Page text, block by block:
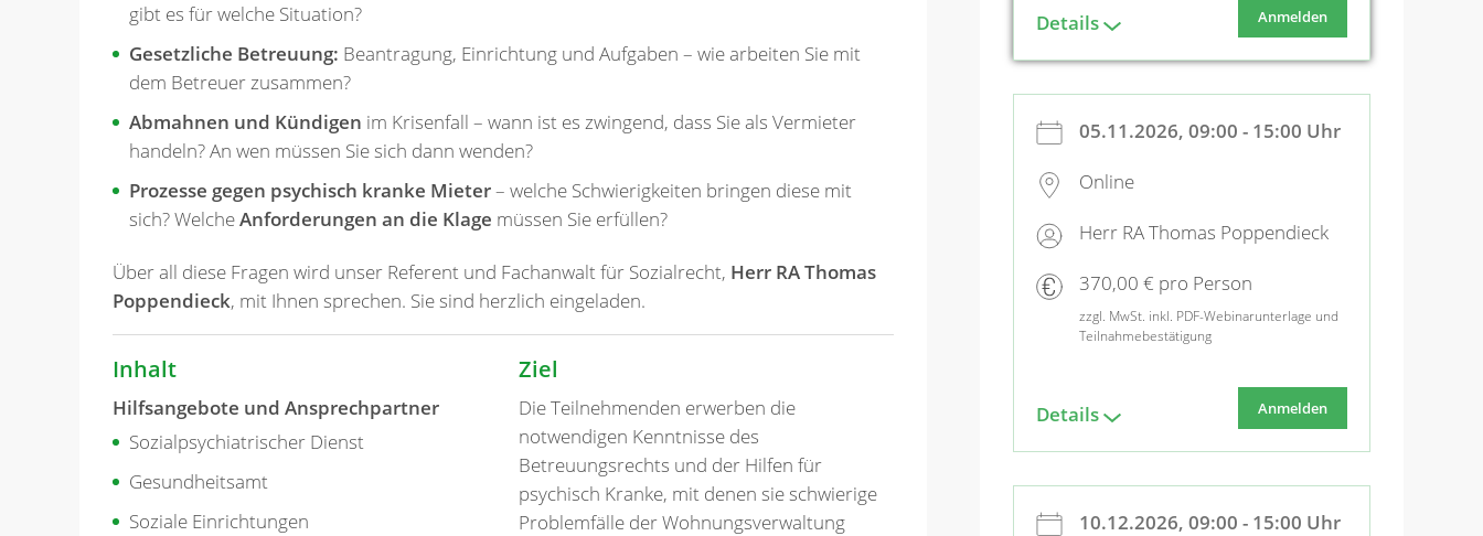
gibt es für welche Situation?
Gesetzliche Betreuung: Beantragung, Einrichtung und Aufgaben – wie arbeiten Sie mit
dem Betreuer zusammen?
Abmahnen und Kündigen im Krisenfall – wann ist es zwingend, dass Sie als Vermieter
handeln? An wen müssen Sie sich dann wenden?
Prozesse gegen psychisch kranke Mieter– welche Schwierigkeiten bringen diese mit
sich? WelcheAnforderungen an die Klage müssen Sie erfüllen?
Über all diese Fragen wird unser Referent und Fachanwalt für Sozialrecht, Herr RA Thomas
Poppendieck, mit Ihnen sprechen. Sie sind herzlich eingeladen.
Inhalt
Hilfsangebote und Ansprechpartner
Sozialpsychiatrischer Dienst
Gesundheitsamt
Soziale Einrichtungen
Ziel
Die Teilnehmenden erwerben die
notwendigen Kenntnisse des
Betreuungsrechts und der Hilfen für
psychisch Kranke, mit denen sie schwierige
Problemfälle der Wohnungsverwaltung
Details Anmelden
05.11.2026, 09:00 - 15:00 Uhr
Online
Herr RA Thomas Poppendieck
370,00 € pro Person
zzgl. MwSt. inkl. PDF-Webinarunterlage und
Teilnahmebestätigung
Details Anmelden
10.12.2026, 09:00 - 15:00 Uhr